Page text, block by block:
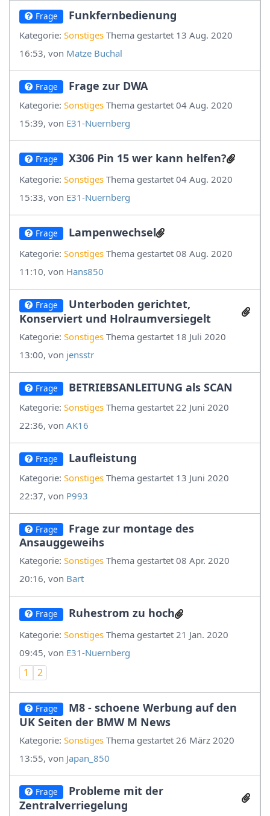
Frage Funkfernbedienung
Kategorie: Sonstiges Thema gestartet 13 Aug. 2020
16:53, von Matze Buchal
Frage Frage zur DWA
Kategorie: Sonstiges Thema gestartet 04 Aug. 2020
15:39, von E31-Nuernberg
Frage X306 Pin 15 wer kann helfen?
Kategorie: Sonstiges Thema gestartet 04 Aug. 2020
15:33, von E31-Nuernberg
Frage Lampenwechsel
Kategorie: Sonstiges Thema gestartet 08 Aug. 2020
11:10, von Hans850
Frage
Unterboden gerichtet,
Konserviert und Holraumversiegelt
Kategorie: Sonstiges Thema gestartet 18 Juli 2020
13:00, von jensstr
Frage BETRIEBSANLEITUNG als SCAN
Kategorie: Sonstiges Thema gestartet 22 Juni 2020
22:36, von AK16
Frage Laufleistung
Kategorie: Sonstiges Thema gestartet 13 Juni 2020
22:37, von P993
Frage
Frage zur montage des
Ansauggeweihs
Kategorie: Sonstiges Thema gestartet 08 Apr. 2020
20:16, von Bart
Frage Ruhestrom zu hoch
Kategorie: Sonstiges Thema gestartet 21 Jan. 2020
09:45, von E31-Nuernberg
1 2
Frage
M8 - schoene Werbung auf den
UK Seiten der BMW M News
Kategorie: Sonstiges Thema gestartet 26 März 2020
13:55, von Japan_850
Frage
Probleme mit der
Zentralverriegelung